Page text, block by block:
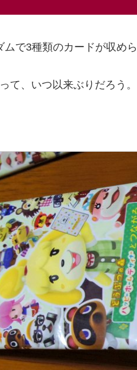
で3種類のカードが収めら
て、いつ以来ぶりだろう